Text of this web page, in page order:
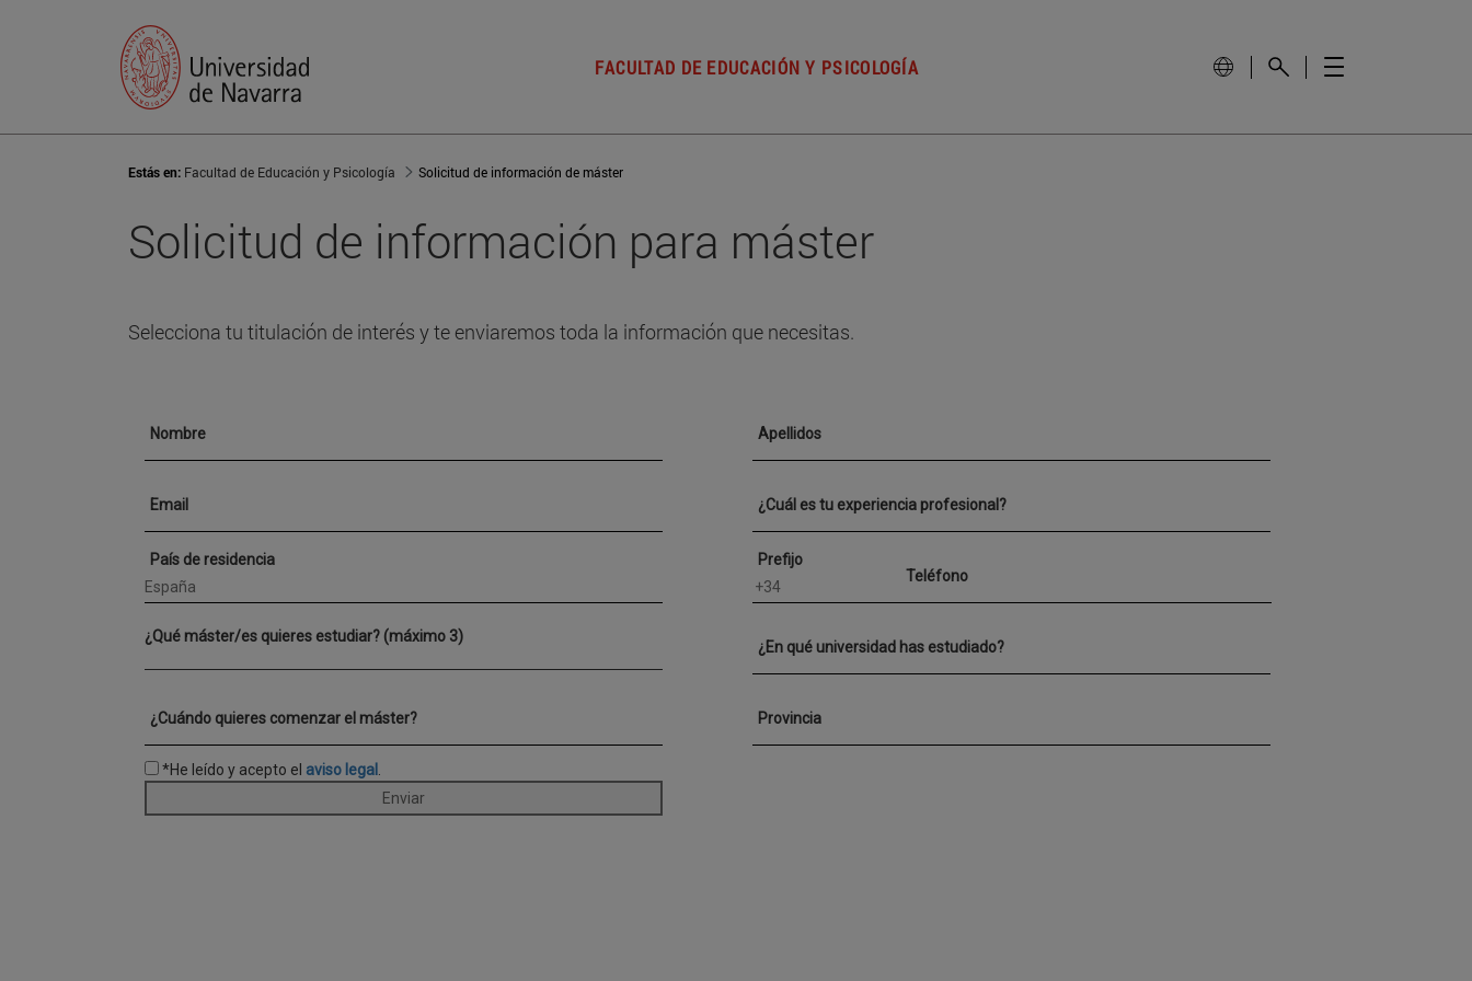
FACULTAD DE EDUCACIÓN Y PSICOLOGÍA
Estás en: Facultad de Educación y Psicología Solicitud de información de máster
Solicitud de información para máster
Selecciona tu titulación de interés y te enviaremos toda la información que necesitas.